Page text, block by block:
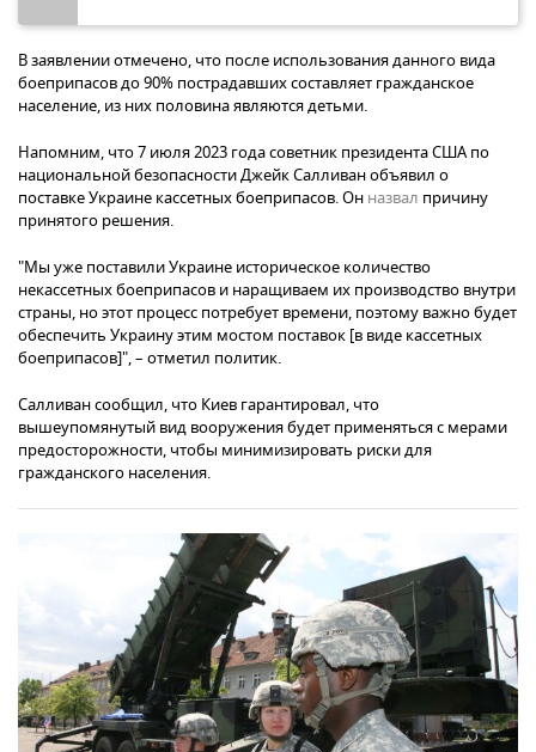
В заявлении отмечено, что после использования данного вида
боеприпасов до 90% пострадавших составляет гражданское
население, из них половина являются детьми.
Напомним, что 7 июля 2023 года советник президента США по
национальной безопасности Джейк Салливан объявил о
поставке Украине кассетных боеприпасов. Он назвал причину
принятого решения.
"Мы уже поставили Украине историческое количество
некассетных боеприпасов и наращиваем их производство внутри
страны, но этот процесс потребует времени, поэтому важно будет
обеспечить Украину этим мостом поставок [в виде кассетных
боеприпасов]", – отметил политик.
Салливан сообщил, что Киев гарантировал, что
вышеупомянутый вид вооружения будет применяться с мерами
предосторожности, чтобы минимизировать риски для
гражданского населения.